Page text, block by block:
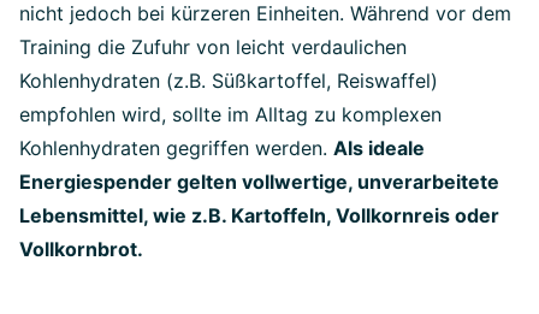
nicht jedoch bei kürzeren Einheiten. Während vor dem
Training die Zufuhr von leicht verdaulichen
Kohlenhydraten (z.B. Süßkartoffel, Reiswaffel)
empfohlen wird, sollte im Alltag zu komplexen
Kohlenhydraten gegriffen werden. Als ideale
Energiespender gelten vollwertige, unverarbeitete
Lebensmittel, wie z.B. Kartoffeln, Vollkornreis oder
Vollkornbrot.